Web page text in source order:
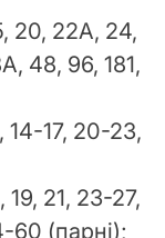
20, 22А, 24,
48, 96, 181,
17, 20-23,
19, 21, 23-27,
60 (парні);